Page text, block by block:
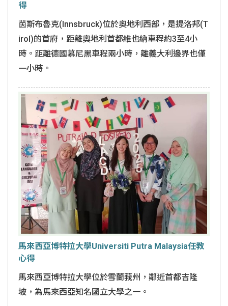
得
茵斯布魯克(Innsbruck)位於奧地利西部，是提洛邦(T
irol)的首府，距離奧地利首都維也納車程約3至4小
時。距離德國慕尼黑車程兩小時，離義大利邊界也僅
一小時。
馬來西亞博特拉大學Universiti Putra Malaysia任教
心得
馬來西亞博特拉大學位於雪蘭莪州，鄰近首都吉隆
坡，為馬來西亞知名國立大學之一。